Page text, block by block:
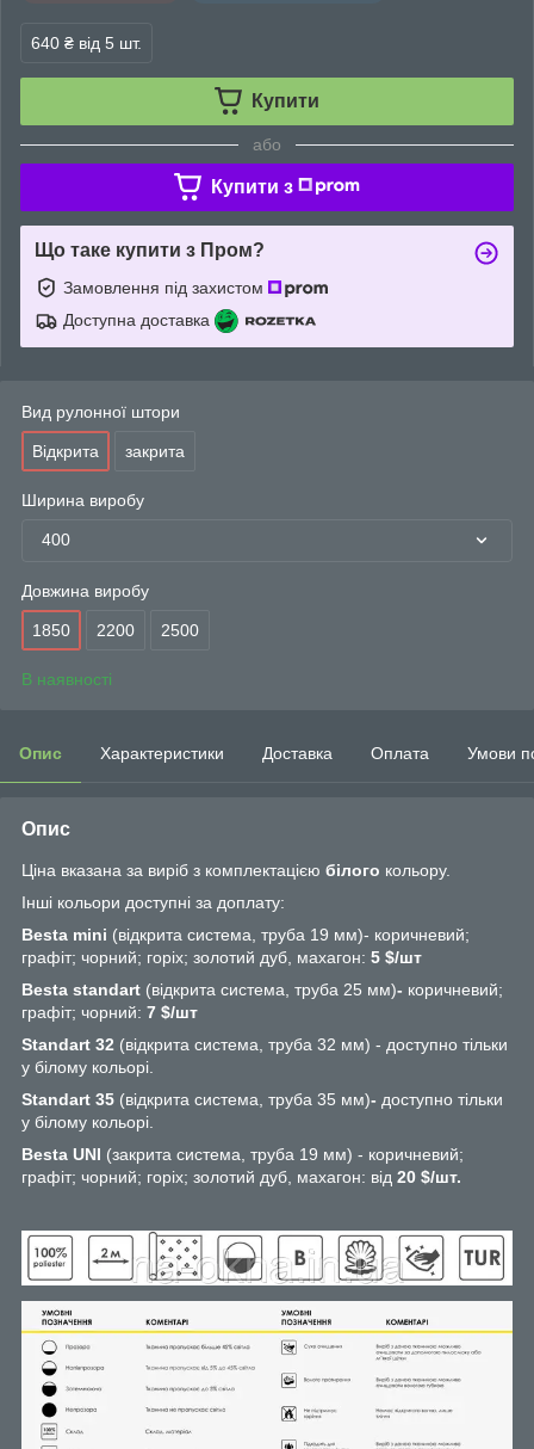
640 ₴ від 5 шт.
Купити
або
Купити з
Що таке купити з Пром?
Замовлення під захистом
Доступна доставка
Вид рулонної штори
Відкрита закрита
Ширина виробу
400
Довжина виробу
1850 2200 2500
В наявності
Опис Характеристики Доставка Оплата Умови
Опис
Ціна вказана за виріб з комплектацією білого кольору.
Інші кольори доступні за доплату:
Besta mini (відкрита система, труба 19 мм)- коричневий;
графіт; чорний; горіх; золотий дуб, махагон: 5 $/шт
Besta standart (відкрита система, труба 25 мм)- коричневий;
графіт; чорний: 7 $/шт
Standart 32 (відкрита система, труба 32 мм) - доступно тільки
у білому кольорі.
Standart 35 (відкрита система, труба 35 мм)- доступно тільки
у білому кольорі.
Besta UNI (закрита система, труба 19 мм) - коричневий;
графіт; чорний; горіх; золотий дуб, махагон: від 20 $/шт.